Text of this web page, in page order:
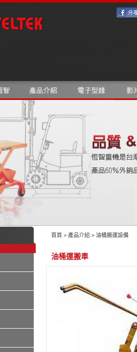
首頁 > 產品介紹 > 油桶搬運設備
油桶運搬車